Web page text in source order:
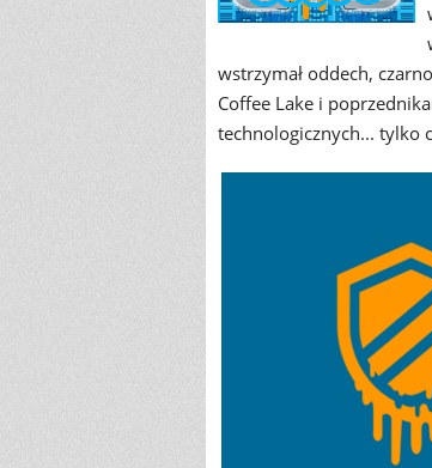
wstrzymał oddech,
Coffee Lake i
technologicznych... tylko